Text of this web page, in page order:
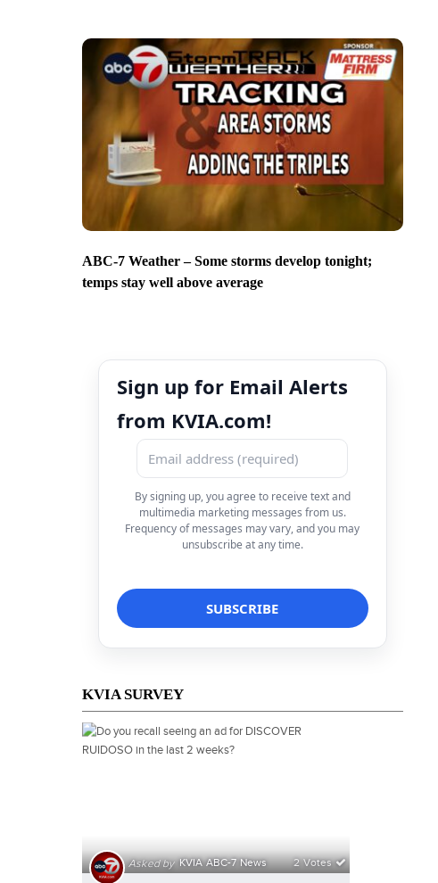
ABC-7 Weather – Some storms develop tonight;
temps stay well above average
Sign up for Email Alerts
from KVIA.com!
By signing up, you agree to receive text and
multimedia marketing messages from us.
Frequency of messages may vary, and you may
unsubscribe at any time.
KVIA SURVEY